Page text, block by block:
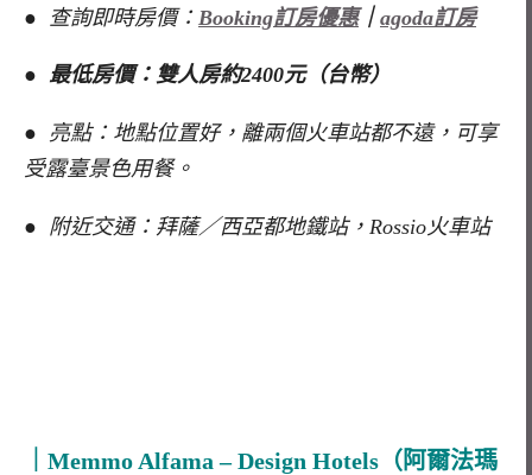
● 查詢即時房價： Booking訂房優惠｜ agoda訂房
● 最低房價：雙人房約2400元（台幣）
● 亮點：地點位置好，離兩個火車站都不遠，可享
受露臺景色用餐。
● 附近交通：拜薩／西亞都地鐵站，Rossio火車站
｜Memmo Alfama – Design Hotels （阿爾法瑪